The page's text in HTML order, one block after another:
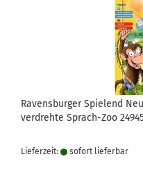
Ravensburger Spielend
verdrehte Sprach-Zoo
Lieferzeit: sofort lie­fer­bar